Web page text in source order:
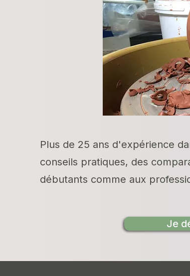
Plus de 25 ans d'expérience
conseils pratiques, des
débutants comme aux
Je